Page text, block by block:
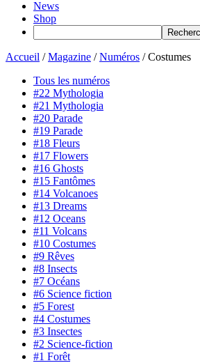
News
Shop
Accueil /Magazine /Numéros /Costumes
Tous les numéros
#22 Mythologia
#21 Mythologia
#20 Parade
#19 Parade
#18 Fleurs
#17 Flowers
#16 Ghosts
#15 Fantômes
#14 Volcanoes
#13 Dreams
#12 Oceans
#11 Volcans
#10 Costumes
#9 Rêves
#8 Insects
#7 Océans
#6 Science fiction
#5 Forest
#4 Costumes
#3 Insectes
#2 Science-fiction
#1 Forêt